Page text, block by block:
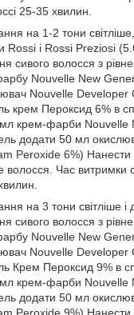
25-35 хвилин.
на 1-2 тони
Rossi і Rossi Preziosi
сивого волосся з
Nouvelle New
Nouvelle Developer
крем Пероксид 6% в
мл крем-фарби Nouvelle
додати 50 мл
Peroxide 6%)
волосся. Час витримки
на 3 тони світліше і
сивого волосся з
Nouvelle New
Nouvelle Developer
Крем Пероксид 9% в
мл крем-фарби Nouvelle
додати 50 мл